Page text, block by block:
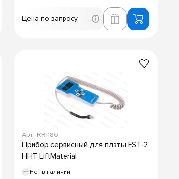
Цена по запросу
Арт.: RR486
Прибор сервисный для платы FST-2
HHT LiftMaterial
Нет в наличии